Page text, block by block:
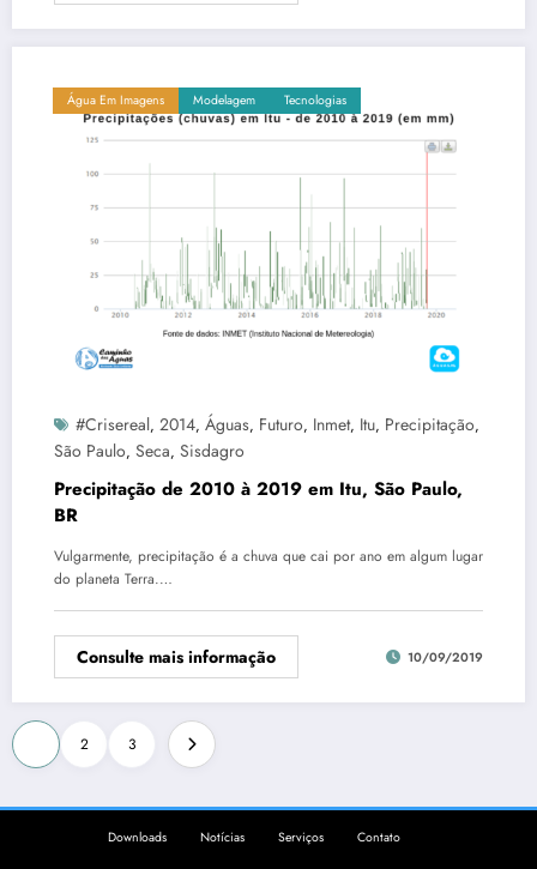
Água Em Imagens Modelagem Tecnologias
#crisereal, 2014, Águas, Futuro, Inmet, Itu, Precipitação,
São Paulo, Seca, Sisdagro
Precipitação de 2010 à 2019 em Itu, São Paulo,
BR
Vulgarmente, precipitação é a chuva que cai por ano em algum lugar
do planeta Terra.…
Consulte mais informação 10/09/2019
Paginação
de
posts
2 3
Downloads Notícias Serviços Contato